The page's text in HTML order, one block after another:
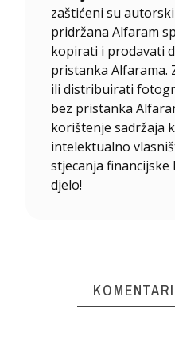
zaštićeni su
pridržana Alfaram
kopirati i prodavati
pristanka Alfarama.
ili distribuirati
bez pristanka
korištenje sadržaja
intelektualno
stjecanja
djelo!